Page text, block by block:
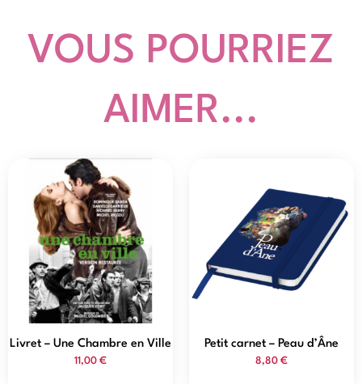
VOUS POURRIEZ
AIMER...
Livret – Une Chambre en Ville
11,00 €
Petit carnet – Peau d’Âne
8,80 €